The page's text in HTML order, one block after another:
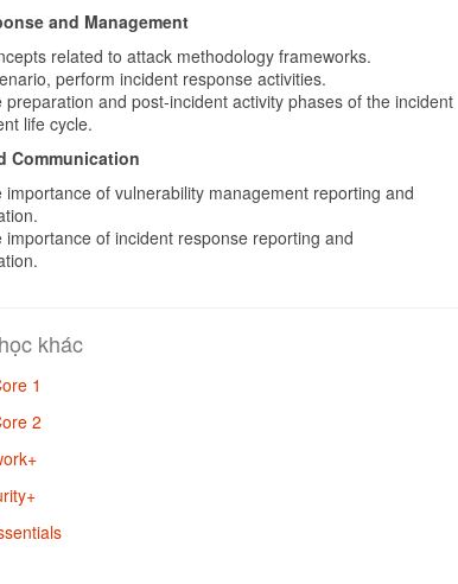
and Management
related to attack methodology frameworks.
perform incident response activities.
preparation and post-incident activity phases of the incident
life cycle.
Communication
importance of vulnerability management reporting and
importance of incident response reporting and
khác
1
2